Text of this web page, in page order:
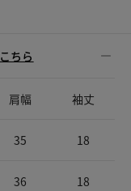
こちら
肩幅 袖丈
35 18
36 18